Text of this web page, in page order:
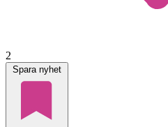
2
Spara nyhet